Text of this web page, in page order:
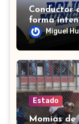
Conductor
forma
una riña en
Miguel
Estado
Momias de